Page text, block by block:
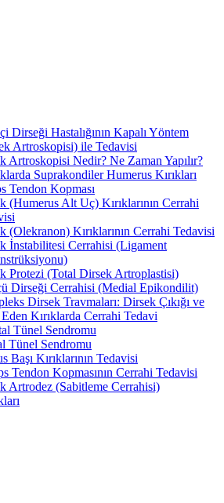
Dirseği Hastalığının Kapalı Yöntem
Artroskopisi) ile Tedavisi
Artroskopisi Nedir? Ne Zaman Yapılır?
Suprakondiler Humerus Kırıkları
Tendon Kopması
(Humerus Alt Uç) Kırıklarının Cerrahi
(Olekranon) Kırıklarının Cerrahi Tedavisi
İnstabilitesi Cerrahisi (Ligament
Protezi (Total Dirsek Artroplastisi)
Dirseği Cerrahisi (Medial Epikondilit)
Dirsek Travmaları: Dirsek Çıkığı ve
Kırıklarda Cerrahi Tedavi
Tünel Sendromu
Tünel Sendromu
Başı Kırıklarının Tedavisi
Tendon Kopmasının Cerrahi Tedavisi
Artrodez (Sabitleme Cerrahisi)